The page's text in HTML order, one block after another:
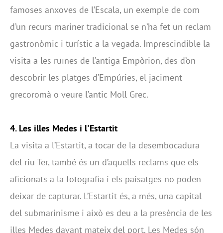
famoses anxoves de l’Escala, un exemple de com
d’un recurs mariner tradicional se n’ha fet un reclam
gastronòmic i turístic a la vegada. Imprescindible la
visita a les ruïnes de l’antiga Empòrion, des d’on
descobrir les platges d’Empúries, el jaciment
grecoromà o veure l’antic Moll Grec.
4. Les illes Medes i l'Estartit
La visita a l’Estartit, a tocar de la desembocadura
del riu Ter, també és un d’aquells reclams que els
aficionats a la fotografia i els paisatges no poden
deixar de capturar. L’Estartit és, a més, una capital
del submarinisme i això es deu a la presència de les
illes Medes davant mateix del port. Les Medes són